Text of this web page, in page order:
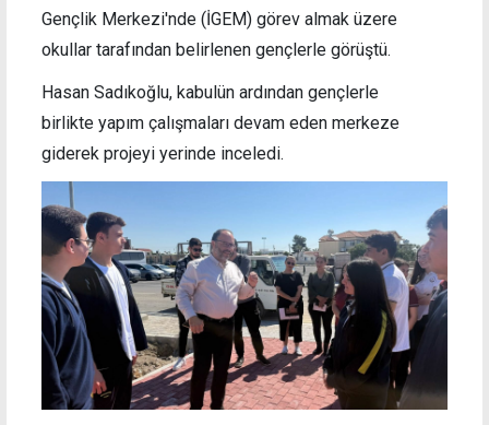
Gençlik Merkezi'nde (İGEM) görev almak üzere
okullar tarafından belirlenen gençlerle görüştü.
Hasan Sadıkoğlu, kabulün ardından gençlerle
birlikte yapım çalışmaları devam eden merkeze
giderek projeyi yerinde inceledi.